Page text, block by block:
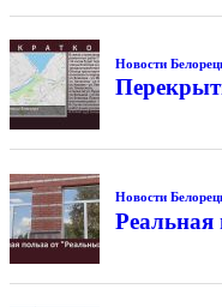
Новости
Новости
Реальная